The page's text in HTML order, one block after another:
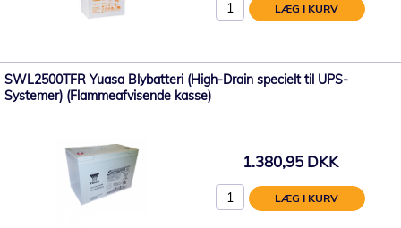
LÆG I KURV
SWL2500TFR Yuasa Blybatteri (High-Drain specielt til UPS-
Systemer) (Flammeafvisende kasse)
1.380,95 DKK
LÆG I KURV